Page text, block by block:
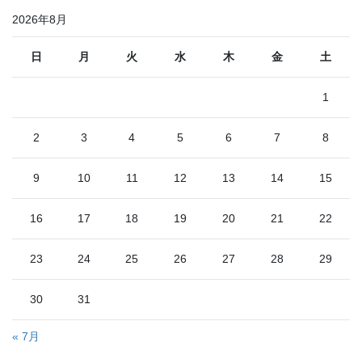
2026年8月
日 月 火 水 木 金 土
1
2 3 4 5 6 7 8
9 10 11 12 13 14 15
16 17 18 19 20 21 22
23 24 25 26 27 28 29
30 31
« 7月